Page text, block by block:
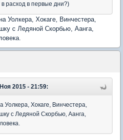
расход в первые дни?)
Уолкера, Хокаге, Винчестера,
с Ледяной Скорбью, Аанга,
2015 - 21:59:
Уолкера, Хокаге, Винчестера,
с Ледяной Скорбью, Аанга,